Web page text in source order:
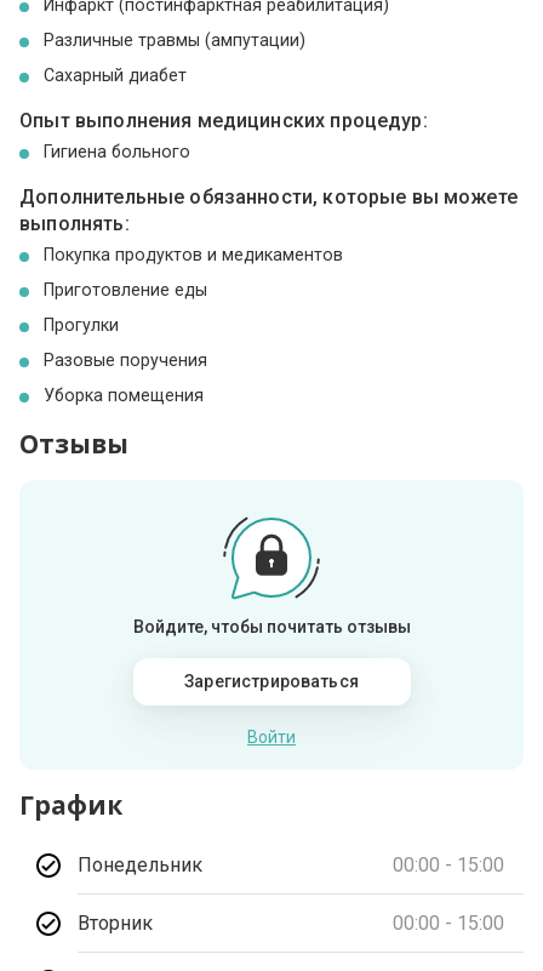
Инфаркт (постинфарктная реабилитация)
Различные травмы (ампутации)
Сахарный диабет
Опыт выполнения медицинских процедур:
Гигиена больного
Дополнительные обязанности, которые вы можете
выполнять:
Покупка продуктов и медикаментов
Приготовление еды
Прогулки
Разовые поручения
Уборка помещения
Отзывы
Войдите, чтобы почитать отзывы
Зарегистрироваться
Войти
График
Понедельник 00:00 - 15:00
Вторник 00:00 - 15:00